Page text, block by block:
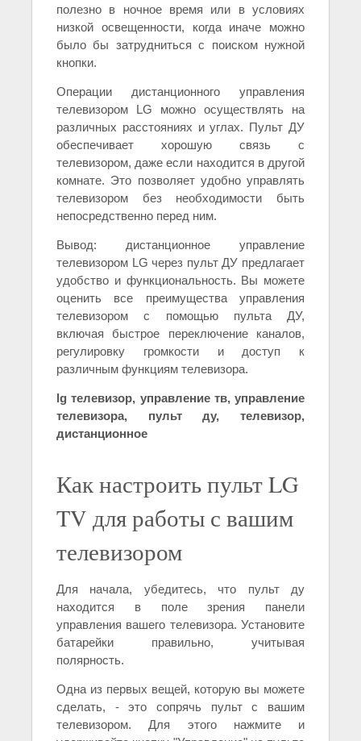
полезно в ночное время или в условиях
низкой освещенности, когда иначе можно
было бы затрудниться с поиском нужной
кнопки.
Операции дистанционного управления
телевизором LG можно осуществлять на
различных расстояниях и углах. Пульт ДУ
обеспечивает хорошую связь с
телевизором, даже если находится в другой
комнате. Это позволяет удобно управлять
телевизором без необходимости быть
непосредственно перед ним.
Вывод: дистанционное управление
телевизором LG через пульт ДУ предлагает
удобство и функциональность. Вы можете
оценить все преимущества управления
телевизором с помощью пульта ДУ,
включая быстрое переключение каналов,
регулировку громкости и доступ к
различным функциям телевизора.
lg телевизор, управление тв, управление
телевизора, пульт ду, телевизор,
дистанционное
Как настроить пульт LG
TV для работы с вашим
телевизором
Для начала, убедитесь, что пульт ду
находится в поле зрения панели
управления вашего телевизора. Установите
батарейки правильно, учитывая
полярность.
Одна из первых вещей, которую вы можете
сделать, - это сопрячь пульт с вашим
телевизором. Для этого нажмите и